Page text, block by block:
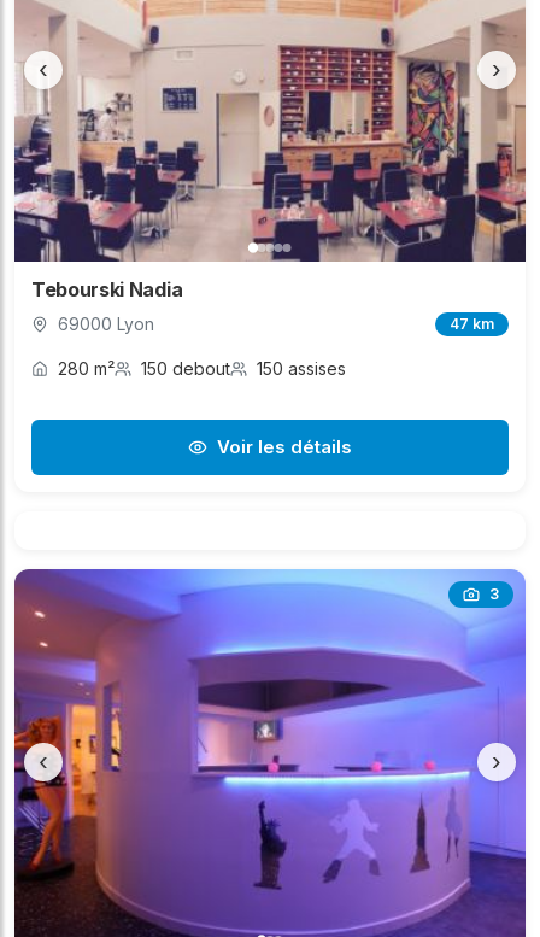
‹ ›
Tebourski Nadia
69000 Lyon 47 km
280 m² 150 debout 150 assises
Voir les détails
3
‹ ›